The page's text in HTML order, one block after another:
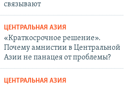
связывают
ЦЕНТРАЛЬНАЯ АЗИЯ
«Краткосрочное решение».
Почему амнистии в Центральной
Азии не панацея от проблемы?
ЦЕНТРАЛЬНАЯ АЗИЯ